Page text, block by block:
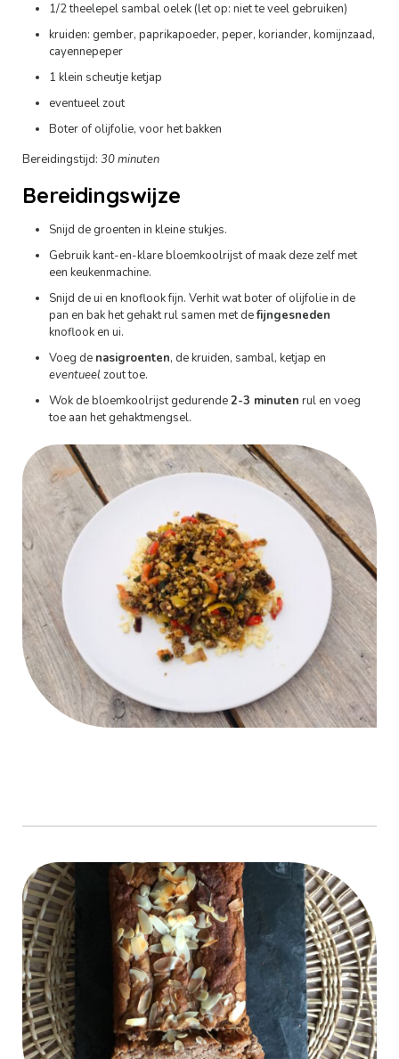
1/2 theelepel sambal oelek (let op: niet te veel gebruiken)
kruiden: gember, paprikapoeder, peper, koriander, komijnzaad,
cayennepeper
1 klein scheutje ketjap
eventueel zout
Boter of olijfolie, voor het bakken
Bereidingstijd: 30 minuten
Bereidingswijze
Snijd de groenten in kleine stukjes.
Gebruik kant-en-klare bloemkoolrijst of maak deze zelf met
een keukenmachine.
Snijd de ui en knoflook fijn. Verhit wat boter of olijfolie in de
pan en bak het gehakt rul samen met defijngesneden
knoflook en ui.
Voeg de nasigroenten, de kruiden, sambal, ketjap en
eventueelzout toe.
Wok de bloemkoolrijst gedurende2-3 minuten rul en voeg
toe aan het gehaktmengsel.